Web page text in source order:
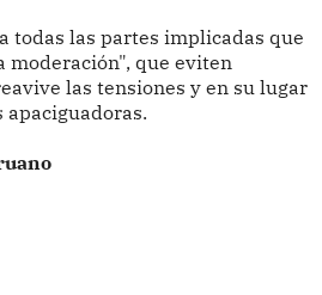
todas las partes implicadas que
moderación", que eviten
las tensiones y en su lugar